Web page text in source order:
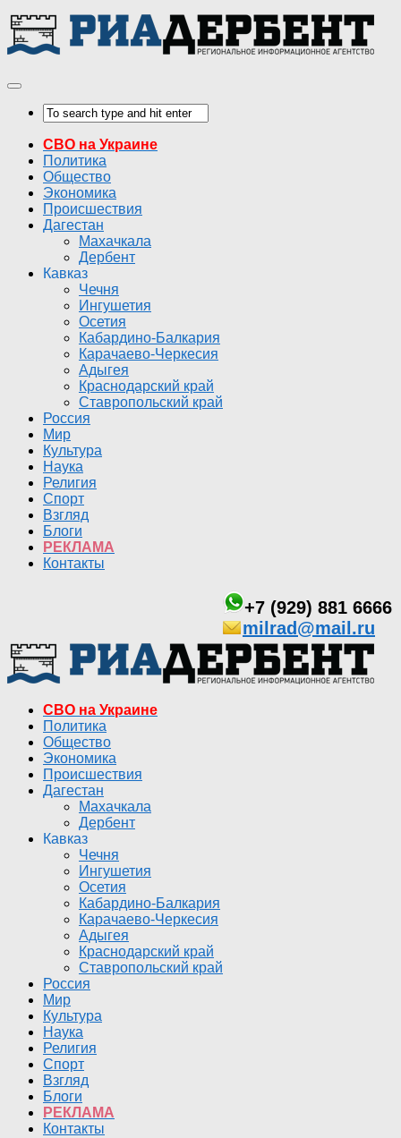
СВО на Украине
Политика
Общество
Экономика
Происшествия
Дагестан
Махачкала
Дербент
Кавказ
Чечня
Ингушетия
Осетия
Кабардино-Балкария
Карачаево-Черкесия
Адыгея
Краснодарский край
Ставропольский край
Россия
Мир
Культура
Наука
Религия
Спорт
Взгляд
Блоги
РЕКЛАМА
Контакты
+7 (929) 881 6666
milrad@mail.ru
СВО на Украине
Политика
Общество
Экономика
Происшествия
Дагестан
Махачкала
Дербент
Кавказ
Чечня
Ингушетия
Осетия
Кабардино-Балкария
Карачаево-Черкесия
Адыгея
Краснодарский край
Ставропольский край
Россия
Мир
Культура
Наука
Религия
Спорт
Взгляд
Блоги
РЕКЛАМА
Контакты